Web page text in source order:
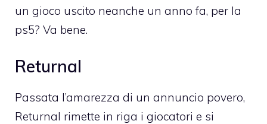
un gioco uscito neanche un anno fa, per la
ps5? Va bene.
Returnal
Passata l’amarezza di un annuncio povero,
Returnal rimette in riga i giocatori e si